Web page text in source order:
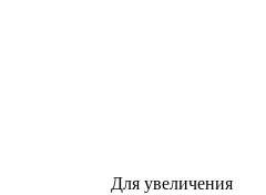
Для увеличения